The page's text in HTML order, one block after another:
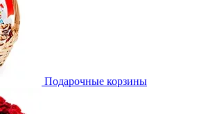
Подарочные корзины